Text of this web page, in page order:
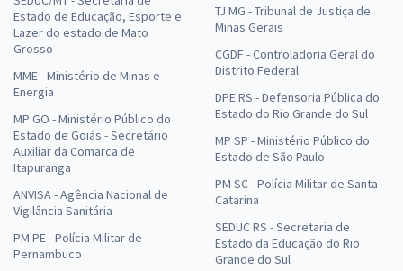
Estado de Educação, Esporte e
Lazer do estado de Mato
Grosso
MME - Ministério de Minas e
Energia
MP GO - Ministério Público do
Estado de Goiás - Secretário
Auxiliar da Comarca de
Itapuranga
ANVISA - Agência Nacional de
Vigilância Sanitária
PM PE - Polícia Militar de
Pernambuco
TJ MG - Tribunal de Justiça de
Minas Gerais
CGDF - Controladoria Geral do
Distrito Federal
DPE RS - Defensoria Pública do
Estado do Rio Grande do Sul
MP SP - Ministério Público do
Estado de São Paulo
PM SC - Polícia Militar de Santa
Catarina
SEDUC RS - Secretaria de
Estado da Educação do Rio
Grande do Sul